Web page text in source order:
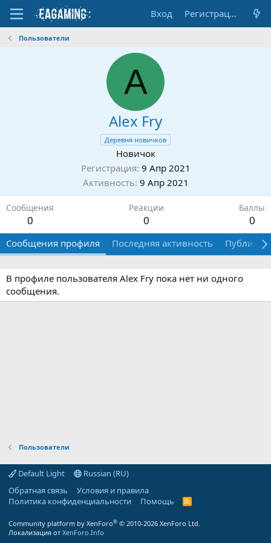
Вход Регистрация
Пользователи
A
Alex Fry
Деревня новичков
Новичок
Регистрация 9 Апр 2021
Активность 9 Апр 2021
Сообщения
0
Реакции
0
Баллы
0
Сообщения профиля Последняя активность
В профиле пользователя Alex Fry пока нет ни одного
сообщения.
Пользователи
Default Light
Russian (RU)
Обратная связь
Условия и правила
Политика конфиденциальности
Помощь
R
Community platform by XenForo® © 2010-2026 XenForo Ltd.
Локализация от XenForo.Info